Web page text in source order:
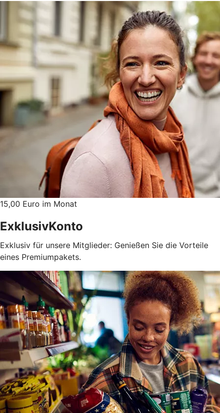
15,00 Euro im Monat
ExklusivKonto
Exklusiv für unsere Mitglieder: Genießen Sie die Vorteile
eines Premiumpakets.